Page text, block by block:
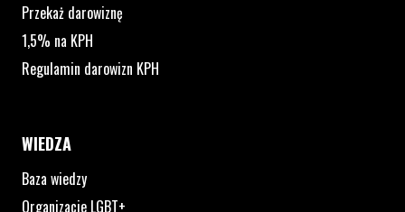
Przekaż darowiznę
1,5% na KPH
Regulamin darowizn KPH
WIEDZA
Baza wiedzy
Organizacje LGBT+